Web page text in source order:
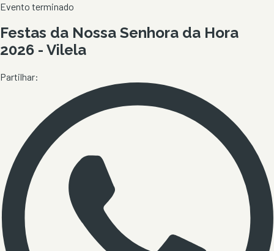
Evento terminado
Festas da Nossa Senhora da Hora
2026 - Vilela
Partilhar: